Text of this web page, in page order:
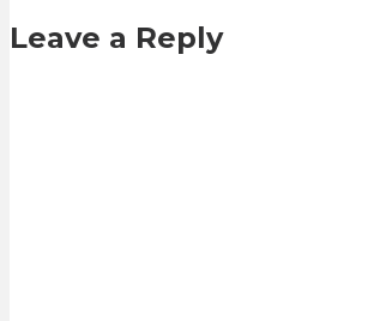
Leave a Reply